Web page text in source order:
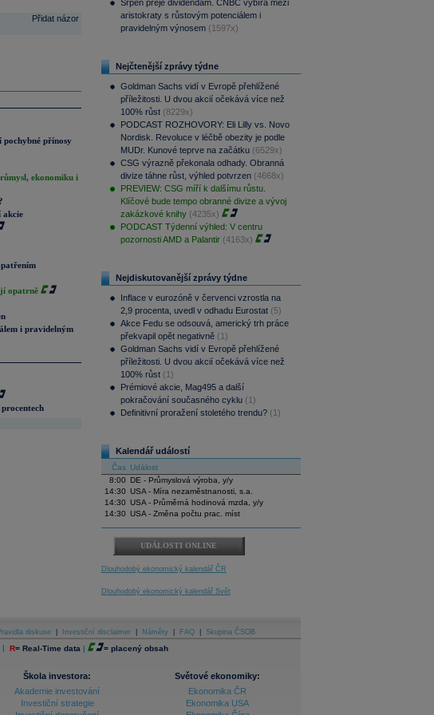
Přidat názor
přínosy
ekonomiku i
akcie
opatrně
i pravidelným
Srpen přeje dividendám. CNBC vybírá mezi
aristokraty s růstovým potenciálem i
pravidelným výnosem (1597x)
Nejčtenější zprávy týdne
Goldman Sachs vidí v Evropě přehlížené
příležitosti. U dvou akcií očekává více než
100% růst (8229x)
PODCAST ROZHOVORY: Eli Lilly vs. Novo
Nordisk. Revoluce v léčbě obezity je podle
MUDr. Kunové teprve na začátku (6529x)
CSG výrazně překonala odhady. Obranná
divize táhne růst, výhled potvrzen (4668x)
PREVIEW: CSG míří k dalšímu růstu.
Klíčové bude tempo obranné divize a vývoj
zakázkové knihy (4235x)
PODCAST Týdenní výhled: V centru
pozornosti AMD a Palantir (4163x)
Nejdiskutovanější zprávy týdne
Inflace v eurozóně v červenci vzrostla na
2,9 procenta, uvedl v odhadu Eurostat (5)
Akce Fedu se odsouvá, americký trh práce
překvapil opět negativně (1)
Goldman Sachs vidí v Evropě přehlížené
příležitosti. U dvou akcií očekává více než
100% růst (1)
Prémiové akcie, Mag495 a další
pokračování současného cyklu (1)
Definitivní proražení stoletého trendu? (1)
Kalendář událostí
Čas Událost
8:00
DE - Průmyslová výroba, y/y
14:30 USA - Míra nezaměstnanosti, s.a.
14:30 USA - Průměrná hodinová mzda, y/y
14:30 USA - Změna počtu prac. míst
UDÁLOSTI ONLINE
Dlouhodobý ekonomický kalendář ČR
Dlouhodobý ekonomický kalendář Svět
diskuse Investiční disclaimer Náměty FAQ Skupina ČSOB
| R= Real-Time data | = placený obsah
Škola investora:
Akademie investování
Investiční strategie
Světové ekonomiky:
Ekonomika ČR
Ekonomika USA